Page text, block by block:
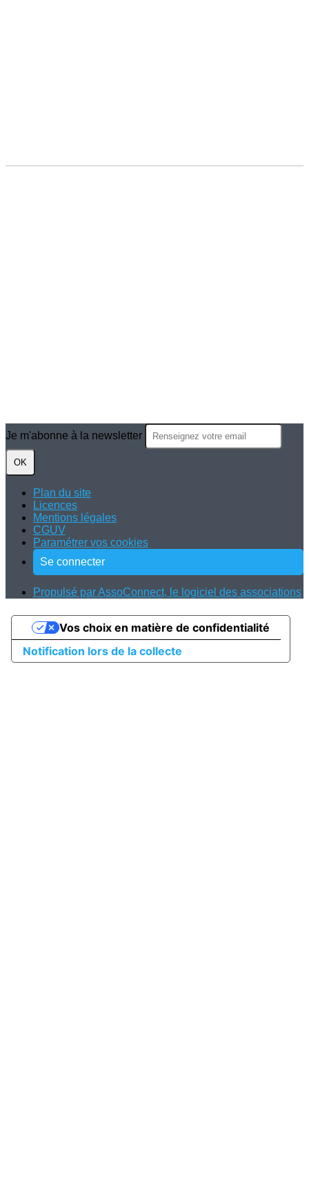
Je m'abonne à la newsletter
OK
Plan du site
Licences
Mentions légales
CGUV
Paramétrer vos cookies
Se connecter
Propulsé par AssoConnect, le logiciel des associations
Notification lors de la collecte
Vos choix en matière de confidentialité